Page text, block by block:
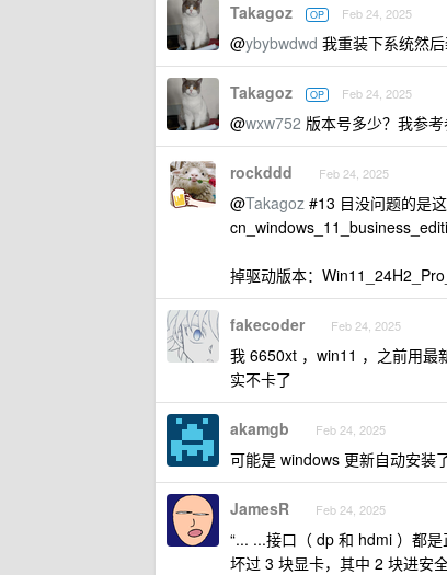
Takagoz OP Feb 24, 2025
@ybybwdwd 我重装下系统然
Takagoz OP Feb 24, 2025
@wxw752 版本号多少？我参
rockddd Feb 24, 2025
@Takagoz #13 目没问题的是
掉驱动版本：
fakecoder Feb 24, 2025
我 6650xt ，win11 ，之前用最
实不卡了
akamgb Feb 24, 2025
可能是 windows 更新自动安装
JamesR Feb 24, 2025
“... ...接口（ dp 和 hdmi ）都
坏过 3 块显卡，其中 2 块进安